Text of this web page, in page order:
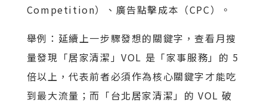
Competition）、廣告點擊成本（CPC）。
舉例：延續上一步驟發想的關鍵字，查看月搜
量發現「居家清潔」VOL 是「家事服務」的 5
倍以上，代表前者必須作為核心關鍵字才能吃
到最大流量；而「台北居家清潔」的 VOL 破